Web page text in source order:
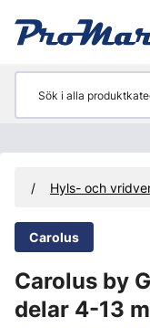
Hyls- och
Carolus
Carolus by
delar 4-13